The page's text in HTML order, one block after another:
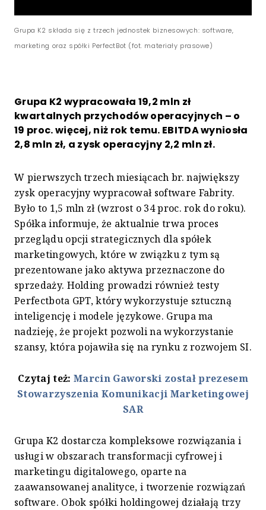
Grupa K2 składa się z trzech jednostek biznesowych: software,
marketing oraz spółki PerfectBot (fot. materiały prasowe)
Grupa K2 wypracowała 19,2 mln zł
kwartalnych przychodów operacyjnych – o
19 proc. więcej, niż rok temu. EBITDA wyniosła
2,8 mln zł, a zysk operacyjny 2,2 mln zł.
W pierwszych trzech miesiącach br. największy
zysk operacyjny wypracował software Fabrity.
Było to 1,5 mln zł (wzrost o 34 proc. rok do roku).
Spółka informuje, że aktualnie trwa proces
przeglądu opcji strategicznych dla spółek
marketingowych, które w związku z tym są
prezentowane jako aktywa przeznaczone do
sprzedaży. Holding prowadzi również testy
Perfectbota GPT, który wykorzystuje sztuczną
inteligencję i modele językowe. Grupa ma
nadzieję, że projekt pozwoli na wykorzystanie
szansy, która pojawiła się na rynku z rozwojem SI.
Czytaj też: Marcin Gaworski został prezesem
Stowarzyszenia Komunikacji Marketingowej
SAR
Grupa K2 dostarcza kompleksowe rozwiązania i
usługi w obszarach transformacji cyfrowej i
marketingu digitalowego, oparte na
zaawansowanej analityce, i tworzenie rozwiązań
software. Obok spółki holdingowej działają trzy